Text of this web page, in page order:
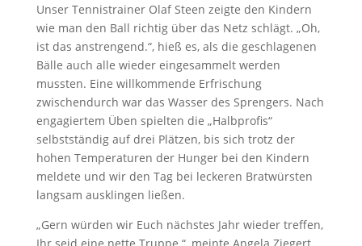
Unser Tennistrainer Olaf Steen zeigte den Kindern
wie man den Ball richtig über das Netz schlägt. „Oh,
ist das anstrengend.“, hieß es, als die geschlagenen
Bälle auch alle wieder eingesammelt werden
mussten. Eine willkommende Erfrischung
zwischendurch war das Wasser des Sprengers. Nach
engagiertem Üben spielten die „Halbprofis“
selbstständig auf drei Plätzen, bis sich trotz der
hohen Temperaturen der Hunger bei den Kindern
meldete und wir den Tag bei leckeren Bratwürsten
langsam ausklingen ließen.
„Gern würden wir Euch nächstes Jahr wieder treffen,
Ihr seid eine nette Truppe.“, meinte Angela Ziegert